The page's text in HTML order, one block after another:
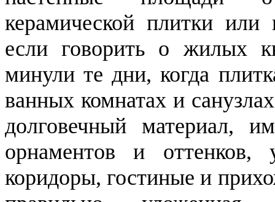
керамической плитки или
если говорить о жилых
минули те дни, когда
ванных комнатах и
долговечный материал,
орнаментов и
коридоры, гостиные и